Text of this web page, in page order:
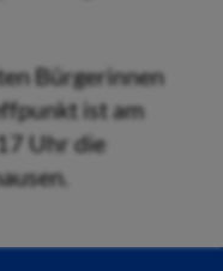
Bürgerinnen
ist am
Uhr die